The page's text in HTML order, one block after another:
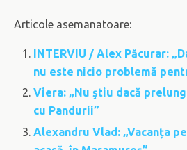
Articole asemanatoare:
INTERVIU / Alex Păcurar:
nu este nicio problemă
Viera: „Nu ştiu dacă
cu Pandurii”
Alexandru Vlad: „Vacanța